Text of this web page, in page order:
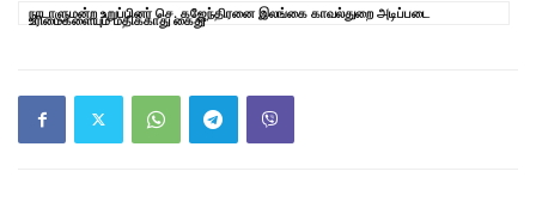
நாடாளுமன்ற உறுப்பினர் செ. கஜேந்திரனை இலங்கை காவல்துறை அடிப்படை
உரிமைகளையும் மதிக்காது கைது